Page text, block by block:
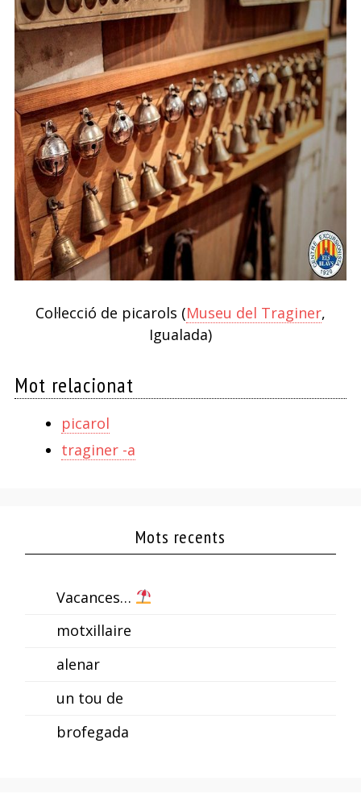
Col·lecció de picarols (Museu del Traginer,
Igualada)
Mot relacionat
picarol
traginer -a
Mots recents
Vacances…
motxillaire
alenar
un tou de
brofegada